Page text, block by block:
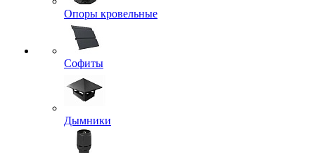
Опоры кровельные
Софиты
Дымники